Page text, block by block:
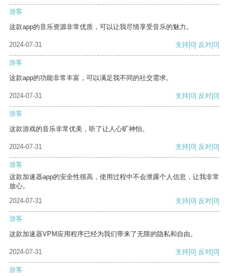
游客
这款app的音乐资源非常优质，可以让我尽情享受音乐的魅力。
2024-07-31 支持[0] 反对[0]
游客
这款app的功能非常丰富，可以满足我不同的社交需求。
2024-07-31 支持[0] 反对[0]
游客
这款游戏的音乐非常优美，听了让人心旷神怡。
2024-07-31 支持[0] 反对[0]
游客
这款加速器app的安全性很高，使用过程中不会泄露个人信息，让我非常
放心。
2024-07-31
支持[0] 反对[0]
游客
这款加速器VPM应用程序已经为我们带来了无限的隐私和自由。
2024-07-31 支持[0] 反对[0]
游客